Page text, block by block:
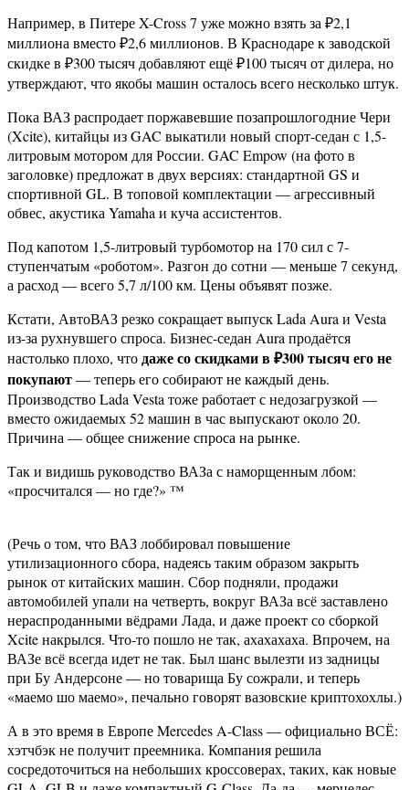
Например, в Питере X-Cross 7 уже можно взять за ₽2,1
миллиона вместо ₽2,6 миллионов. В Краснодаре к заводской
скидке в ₽300 тысяч добавляют ещё ₽100 тысяч от дилера, но
утверждают, что якобы машин осталось всего несколько штук.
Пока ВАЗ распродает поржавевшие позапрошлогодние Чери
(Xcite), китайцы из GAC выкатили новый спорт-седан с 1,5-
литровым мотором для России. GAC Empow (на фото в
заголовке) предложат в двух версиях: стандартной GS и
спортивной GL. В топовой комплектации — агрессивный
обвес, акустика Yamaha и куча ассистентов.
Под капотом 1,5-литровый турбомотор на 170 сил с 7-
ступенчатым «роботом». Разгон до сотни — меньше 7 секунд,
а расход — всего 5,7 л/100 км. Цены объявят позже.
Кстати, АвтоВАЗ резко сокращает выпуск Lada Aura и Vesta
из-за рухнувшего спроса. Бизнес-седан Aura продаётся
настолько плохо, чтодаже со скидками в ₽300 тысяч его не
покупают— теперь его собирают не каждый день.
Производство Lada Vesta тоже работает с недозагрузкой —
вместо ожидаемых 52 машин в час выпускают около 20.
Причина — общее снижение спроса на рынке.
Так и видишь руководство ВАЗа с наморщенным лбом:
«просчитался — но где?» ™
(Речь о том, что ВАЗ лоббировал повышение
утилизационного сбора, надеясь таким образом закрыть
рынок от китайских машин. Сбор подняли, продажи
автомобилей упали на четверть, вокруг ВАЗа всё заставлено
нераспроданными вёдрами Лада, и даже проект со сборкой
Xcite накрылся. Что-то пошло не так, ахахахаха. Впрочем, на
ВАЗе всё всегда идет не так. Был шанс вылезти из задницы
при Бу Андерсоне — но товарища Бу сожрали, и теперь
«маемо шо маемо», печально говорят вазовские криптохохлы.)
А в это время в Европе Mercedes A-Class — официально ВСЁ:
хэтчбэк не получит преемника. Компания решила
сосредоточиться на небольших кроссоверах, таких, как новые